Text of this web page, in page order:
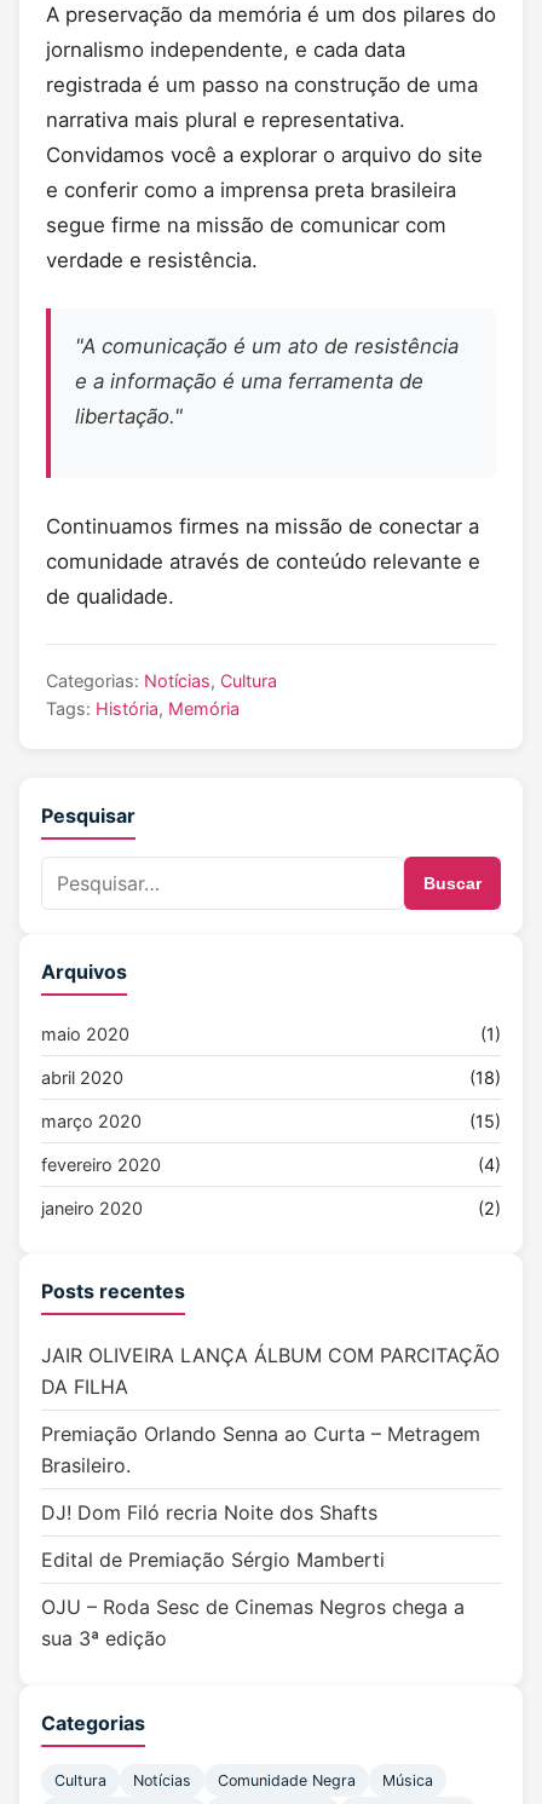
A preservação da memória é um dos pilares do
jornalismo independente, e cada data
registrada é um passo na construção de uma
narrativa mais plural e representativa.
Convidamos você a explorar o arquivo do site
e conferir como a imprensa preta brasileira
segue firme na missão de comunicar com
verdade e resistência.
"A comunicação é um ato de resistência
e a informação é uma ferramenta de
libertação."
Continuamos firmes na missão de conectar a
comunidade através de conteúdo relevante e
de qualidade.
Categorias: Notícias, Cultura
Tags: História, Memória
Pesquisar
Buscar
Arquivos
maio 2020 (1)
abril 2020 (18)
março 2020 (15)
fevereiro 2020 (4)
janeiro 2020 (2)
Posts recentes
JAIR OLIVEIRA LANÇA ÁLBUM COM PARCITAÇÃO
DA FILHA
Premiação Orlando Senna ao Curta – Metragem
Brasileiro.
DJ! Dom Filó recria Noite dos Shafts
Edital de Premiação Sérgio Mamberti
OJU – Roda Sesc de Cinemas Negros chega a
sua 3ª edição
Categorias
Cultura Notícias Comunidade Negra
Música